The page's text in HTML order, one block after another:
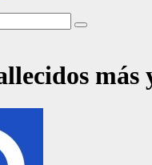
más